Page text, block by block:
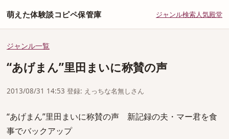
萌えた体験談コピペ保管庫 ジャンル検索人気殿堂
ジャンル一覧
“あげまん”里田まいに称賛の声
2013/08/31 14:53 登録: えっちな名無しさん
“あげまん”里田まいに称賛の声 新記録の夫・マー君を食
事でバックアップ